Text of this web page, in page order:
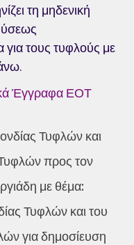
τη μηδενική
τους τυφλούς με
Έγγραφα ΕΟΤ
Τυφλών και
προς τον
με θέμα:
Τυφλών και του
για δημοσίευση